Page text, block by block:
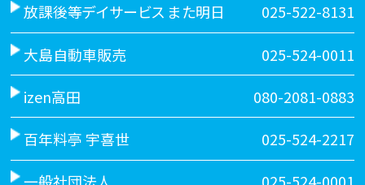
放課後等デイサービス また明日 025-522-8131
大島自動車販売 025-524-0011
izen高田 080-2081-0883
百年料亭 宇喜世 025-524-2217